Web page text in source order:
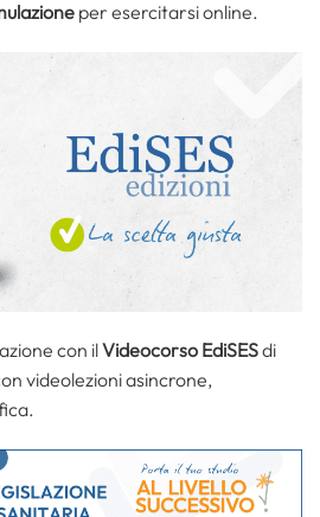
per esercitarsi online.
con ilVideocorso EdiSESdi
videolezioni asincrone,